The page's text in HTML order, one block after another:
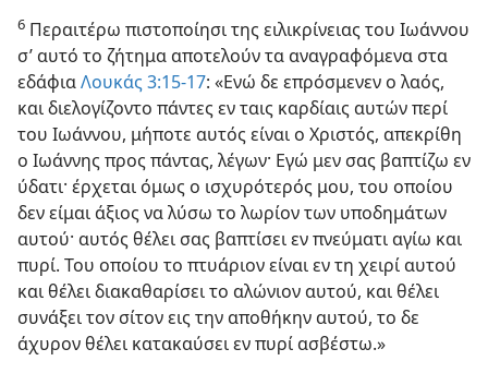
6 Περαιτέρω πιστοποίησι της ειλικρίνειας του Ιωάννου
σ’ αυτό το ζήτημα αποτελούν τα αναγραφόμενα στα
εδάφιαΛουκάς 3:15-17: «Ενώ δε επρόσμενεν ο λαός,
και διελογίζοντο πάντες εν ταις καρδίαις αυτών περί
του Ιωάννου, μήποτε αυτός είναι ο Χριστός, απεκρίθη
ο Ιωάννης προς πάντας, λέγων· Εγώ μεν σας βαπτίζω εν
ύδατι· έρχεται όμως ο ισχυρότερός μου, του οποίου
δεν είμαι άξιος να λύσω το λωρίον των υποδημάτων
αυτού· αυτός θέλει σας βαπτίσει εν πνεύματι αγίω και
πυρί. Του οποίου το πτυάριον είναι εν τη χειρί αυτού
και θέλει διακαθαρίσει το αλώνιον αυτού, και θέλει
συνάξει τον σίτον εις την αποθήκην αυτού, το δε
άχυρον θέλει κατακαύσει εν πυρί ασβέστω.»